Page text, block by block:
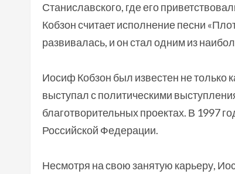
Станиславского, где его
Кобзон считает исполнение песни
развивалась, и он стал одним из
Иосиф Кобзон был известен не только
выступал с политическими
благотворительных проектах. В 1997
Российской Федерации.
Несмотря на свою занятую карьеру,